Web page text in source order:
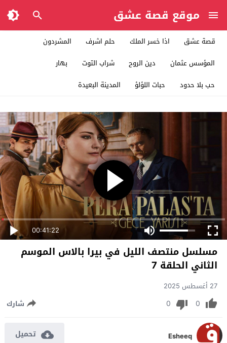
موقع قصة عشق
قصة عشق اذا خسر الملك حلم اشرف
المشردون
المؤسس عثمان
دين الروح شراب التوت
بهار
حب بلا حدود
حبات اللؤلؤ المدينة البعيدة
00:41:22
مسلسل منتصف الليل في بيرا بالاس الموسم
الثاني الحلقة 7
27 أغسطس 2025
0
0 شارك
Esheeq تحميل